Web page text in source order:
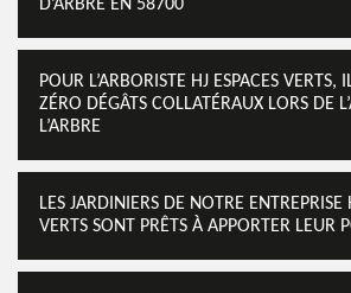
D’ARBRE EN 58700
POUR L’ARBORISTE HJ ESPACES VERTS,
ZÉRO DÉGÂTS COLLATÉRAUX LORS DE
L’ARBRE
LES JARDINIERS DE NOTRE ENTREPRISE
VERTS SONT PRÊTS À APPORTER LEUR